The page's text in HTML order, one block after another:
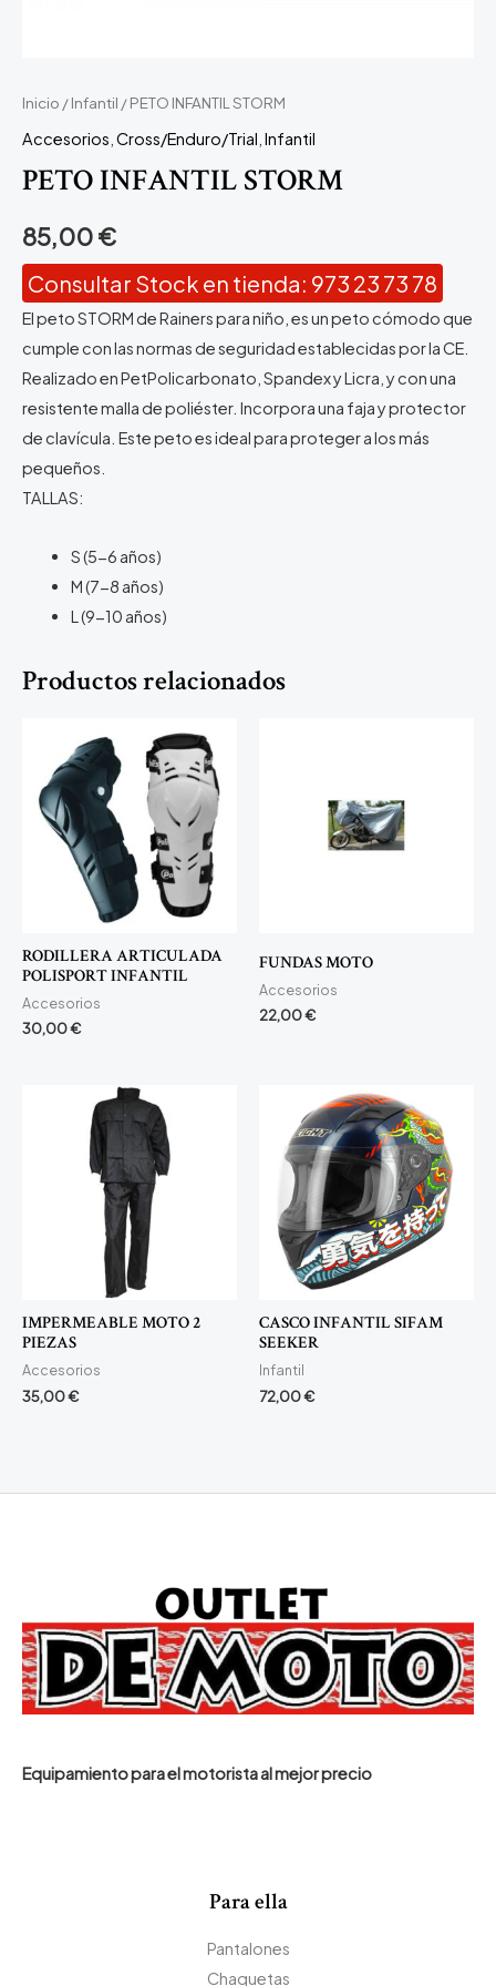
Inicio /Infantil / PETO INFANTIL STORM
Accesorios Cross/Enduro/Trial Infantil
PETO INFANTIL STORM
85,00€
Consultar Stock en tienda: 973 23 73 78
El peto STORM de Rainers para niño, es un peto cómodo que
cumple con las normas de seguridad establecidas por la CE.
Realizado en PetPolicarbonato, Spandex y Licra, y con una
resistente malla de poliéster. Incorpora una faja y protector
de clavícula. Este peto es ideal para proteger a los más
pequeños.
TALLAS:
S (5-6 años)
M (7-8 años)
L (9-10 años)
Productos relacionados
RODILLERA ARTICULADA
POLISPORT INFANTIL
Accesorios
30,00€
FUNDAS MOTO
Accesorios
22,00€
IMPERMEABLE MOTO 2
PIEZAS
Accesorios
35,00€
CASCO INFANTIL SIFAM
SEEKER
Infantil
72,00€
Equipamiento para el motorista al mejor precio
Para ella
Pantalones
Chaquetas